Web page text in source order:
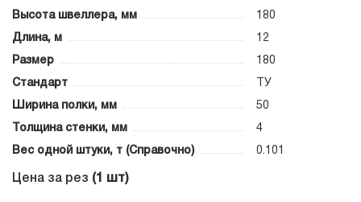
Высота швеллера, мм 180
Длина, м 12
Размер 180
Стандарт ТУ
Ширина полки, мм 50
Толщина стенки, мм 4
Вес одной штуки, т (Справочно) 0.101
Цена за рез (1 шт)